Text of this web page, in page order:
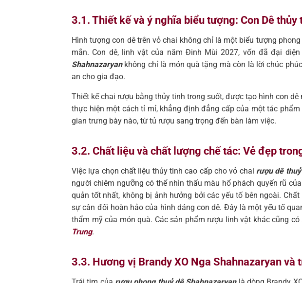
3.1. Thiết kế và ý nghĩa biểu tượng: Con Dê
Hình tượng con dê trên vỏ chai không chỉ là một biểu tượng
mắn. Con dê, linh vật của năm Đinh Mùi 2027, vốn đã đại
Shahnazaryankhông chỉ là món quà tặng mà còn là lời chúc
an cho gia đạo.
Thiết kế chai rượu bằng thủy tinh trong suốt, được tạo hình con
thực hiện một cách tỉ mỉ, khẳng định đẳng cấp của một tác
gian trưng bày nào, từ tủ rượu sang trọng đến bàn làm việc.
3.2. Chất liệu và chất lượng chế tác: Vẻ đẹp
Việc lựa chọn chất liệu thủy tinh cao cấp cho vỏ chai rượu dê
người chiêm ngưỡng có thể nhìn thấu màu hổ phách quyến rũ
quản tốt nhất, không bị ảnh hưởng bởi các yếu tố bên ngoài.
sự cân đối hoàn hảo của hình dáng con dê. Đây là một yếu tố
thẩm mỹ của món quà. Các sản phẩm rượu linh vật khác cũng
Trung.
3.3. Hương vị Brandy XO Nga Shahnazaryan